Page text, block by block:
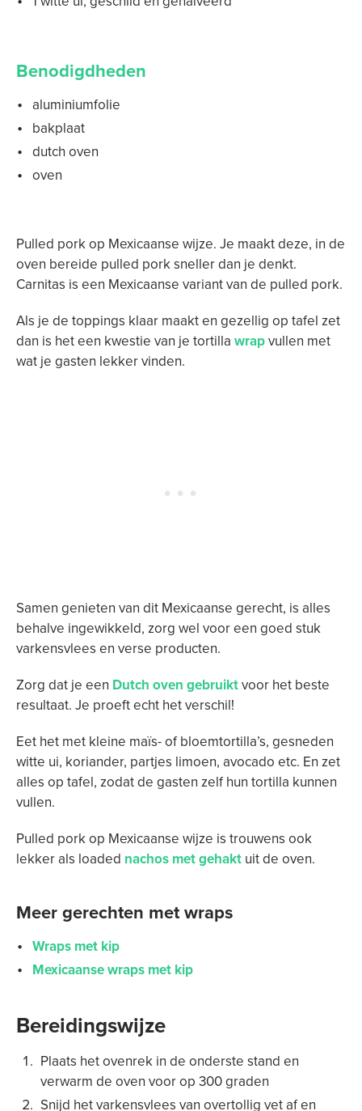
Benodigdheden
aluminiumfolie
bakplaat
dutch oven
oven
Pulled pork op Mexicaanse wijze. Je maakt deze, in de
oven bereide pulled pork sneller dan je denkt.
Carnitas is een Mexicaanse variant van de pulled pork.
Als je de toppings klaar maakt en gezellig op tafel zet
dan is het een kwestie van je tortilla wrapvullen met
wat je gasten lekker vinden.
Samen genieten van dit Mexicaanse gerecht, is alles
behalve ingewikkeld, zorg wel voor een goed stuk
varkensvlees en verse producten.
Zorg dat je een Dutch oven gebruiktvoor het beste
resultaat. Je proeft echt het verschil!
Eet het met kleine maïs- of bloemtortilla’s, gesneden
witte ui, koriander, partjes limoen, avocado etc. En zet
alles op tafel, zodat de gasten zelf hun tortilla kunnen
vullen.
Pulled pork op Mexicaanse wijze is trouwens ook
lekker als loaded nachos met gehakt uit de oven.
Meer gerechten met wraps
Wraps met kip
Mexicaanse wraps met kip
Bereidingswijze
Plaats het ovenrek in de onderste stand en
verwarm de oven voor op 300 graden
Snijd het varkensvlees van overtollig vet af en